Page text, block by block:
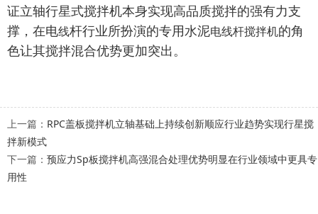
证立轴行星式搅拌机本身实现高品质搅拌的强有力支
撑，在电线杆行业所扮演的专用水泥电线杆搅拌机的角
色让其搅拌混合优势更加突出。
上一篇： RPC盖板搅拌机立轴基础上持续创新顺应行业趋势实现行星搅
拌新模式
下一篇： 预应力Sp板搅拌机高强混合处理优势明显在行业领域中更具专
用性